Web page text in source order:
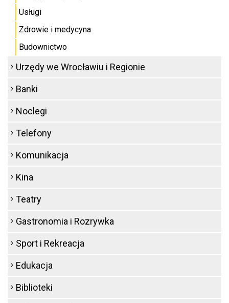
Usługi
Zdrowie i medycyna
Budownictwo
Urzędy we Wrocławiu i Regionie
Banki
Noclegi
Telefony
Komunikacja
Kina
Teatry
Gastronomia i Rozrywka
Sport i Rekreacja
Edukacja
Biblioteki